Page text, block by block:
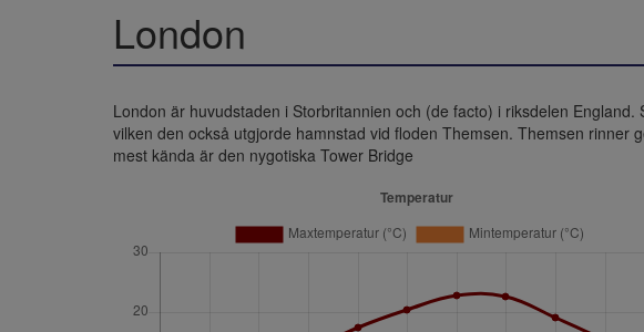
London
London är huvudstaden i Storbritannien och (de facto) i riksdelen
vilken den också utgjorde hamnstad vid floden Themsen. Themsen
mest kända är den nygotiska Tower Bridge